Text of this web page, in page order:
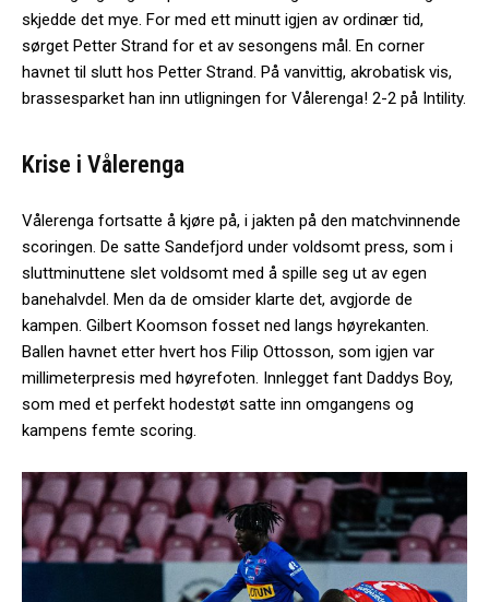
skjedde det mye. For med ett minutt igjen av ordinær tid,
sørget Petter Strand for et av sesongens mål. En corner
havnet til slutt hos Petter Strand. På vanvittig, akrobatisk vis,
brassesparket han inn utligningen for Vålerenga! 2-2 på Intility.
Krise i Vålerenga
Vålerenga fortsatte å kjøre på, i jakten på den matchvinnende
scoringen. De satte Sandefjord under voldsomt press, som i
sluttminuttene slet voldsomt med å spille seg ut av egen
banehalvdel. Men da de omsider klarte det, avgjorde de
kampen. Gilbert Koomson fosset ned langs høyrekanten.
Ballen havnet etter hvert hos Filip Ottosson, som igjen var
millimeterpresis med høyrefoten. Innlegget fant Daddys Boy,
som med et perfekt hodestøt satte inn omgangens og
kampens femte scoring.